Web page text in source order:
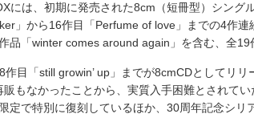
には、初期に発売された8cm（短冊型）シング
」から16作目「Perfume of love」までの4作連
品「winter comes around again」を含む、全19
目「still growin’ up」までが8cmCDとしてリリ
もなかったことから、実質入手困難とされて
定で特別に復刻しているほか、30周年記念シリ